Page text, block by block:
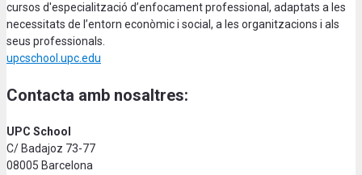
cursos d'especialització d’enfocament professional, adaptats a les
necessitats de l’entorn econòmic i social, a les organitzacions i als
seus professionals.
upcschool.upc.edu
Contacta amb nosaltres:
UPC School
C/ Badajoz 73-77
08005 Barcelona